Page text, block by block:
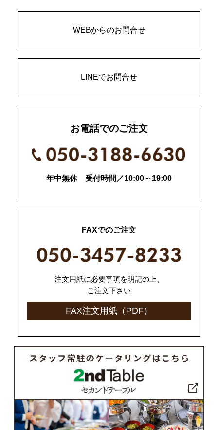
WEBからのお問合せ
LINEでお問合せ
お電話でのご注文
年中無休 受付時間／10:00～19:00
FAXでのご注文
注文用紙に必要事項を明記の上、
ご注文下さい
FAX注文用紙（PDF）